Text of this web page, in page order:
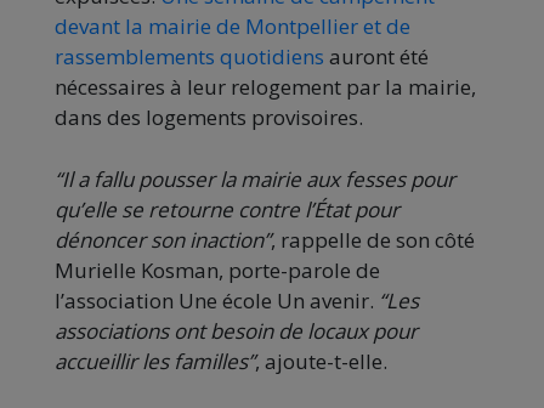
devant la mairie de Montpellier et de
rassemblements quotidiens auront été
nécessaires à leur relogement par la mairie,
dans des logements provisoires.
“Il a fallu pousser la mairie aux fesses pour
qu’elle se retourne contre l’État pour
dénoncer son inaction”, rappelle de son côté
Murielle Kosman, porte-parole de
l’association Une école Un avenir. “Les
associations ont besoin de locaux pour
accueillir les familles”, ajoute-t-elle.